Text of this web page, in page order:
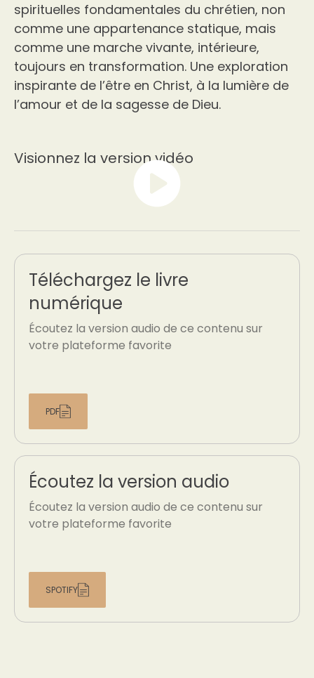
spirituelles fondamentales du chrétien, non
comme une appartenance statique, mais
comme une marche vivante, intérieure,
toujours en transformation. Une exploration
inspirante de l’être en Christ, à la lumière de
l’amour et de la sagesse de Dieu.
Visionnez la version vidéo
Téléchargez le livre
numérique
Écoutez la version audio de ce contenu sur
votre plateforme favorite
PDF
Écoutez la version audio
Écoutez la version audio de ce contenu sur
votre plateforme favorite
SPOTIFY